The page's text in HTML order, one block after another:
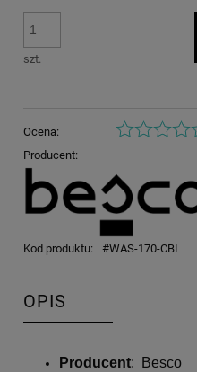
szt.
Ocena:
Producent:
Kod produktu: #WAS-170-CBI
OPIS
Producent: Besco